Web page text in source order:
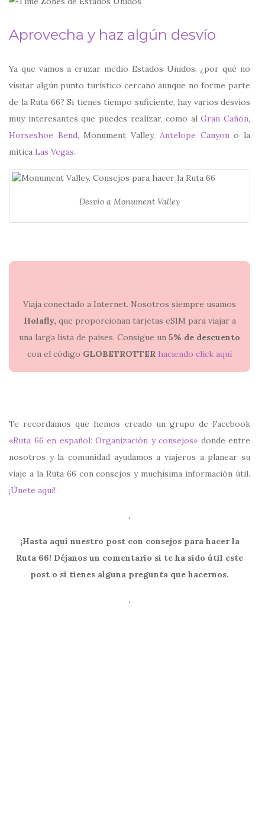
Aprovecha y haz algún desvío
Ya que vamos a cruzar medio Estados Unidos, ¿por qué no
visitar algún punto turístico cercano aunque no forme parte
de la Ruta 66? Si tienes tiempo suficiente, hay varios desvíos
muy interesantes que puedes realizar, como alGran Cañón,
Horseshoe Bend, Monument Valley, Antelope Canyono la
mítica Las Vegas.
Desvío a Monument Valley
Viaja conectado a Internet. Nosotros siempre usamos
Holafly, que proporcionan tarjetas eSIM para viajar a
una larga lista de países. Consigue un 5% de descuento
con el código GLOBETROTTER haciendo click aquí
Te recordamos que hemos creado un grupo de Facebook
«Ruta 66 en español: Organización y consejos» donde entre
nosotros y la comunidad ayudamos a viajeros a planear su
viaje a la Ruta 66 con consejos y muchísima información útil.
¡Únete aquí!
.
¡Hasta aquí nuestro post con consejos para hacer la
Ruta 66! Déjanos un comentario si te ha sido útil este
post o si tienes alguna pregunta que hacernos.
.